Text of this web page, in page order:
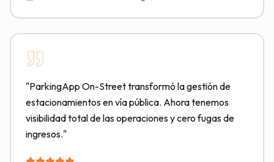
"ParkingApp On-Street transformó la gestión de
estacionamientos en vía pública. Ahora tenemos
visibilidad total de las operaciones y cero fugas de
ingresos."